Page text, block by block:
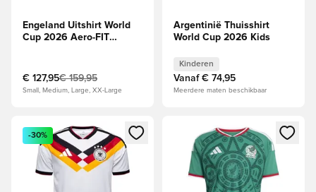
Engeland Uitshirt World
Cup 2026 Aero-FIT
€ 127,95€ 159,95
Small, Medium, Large, XX-Large
Argentinië Thuisshirt
World Cup 2026 Kids
Kinderen
Vanaf € 74,95
Meerdere maten beschikbaar
Opent een venster om in te loggen of je aan te melden als
-30%
Opent een venster om in te